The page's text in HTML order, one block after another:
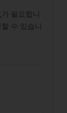
가 필요합니
수 있습니